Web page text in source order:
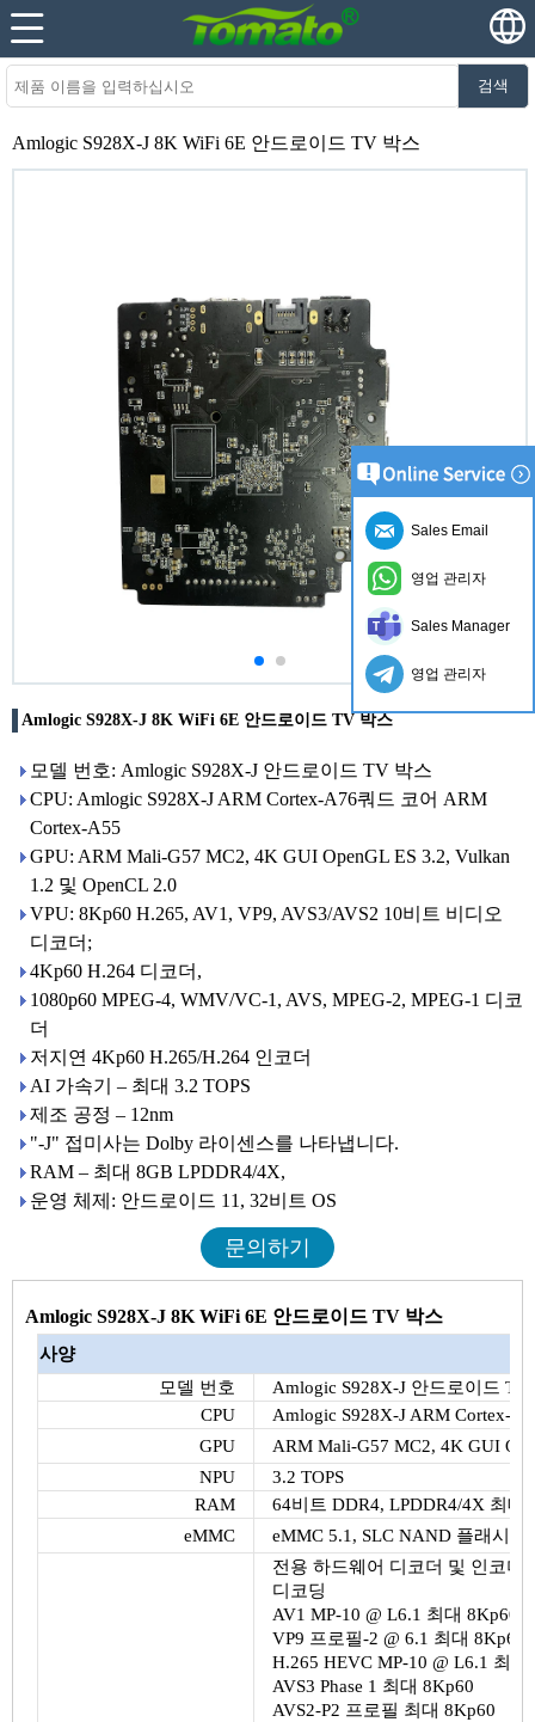
검색
Amlogic S928X-J 8K WiFi 6E 안드로이드 TV 박스
Amlogic S928X-J 8K WiFi 6E 안드로이드 TV 박스
모델 번호: Amlogic S928X-J 안드로이드 TV 박스
CPU: Amlogic S928X-J ARM Cortex-A76쿼드 코어 ARM
Cortex-A55
GPU: ARM Mali-G57 MC2, 4K GUI OpenGL ES 3.2, Vulkan
1.2 및 OpenCL 2.0
VPU: 8Kp60 H.265, AV1, VP9, ​​AVS3/AVS2 10비트 비디오
디코더;
4Kp60 H.264 디코더,
1080p60 MPEG-4, WMV/VC-1, AVS, MPEG-2, MPEG-1 디코
더
저지연 4Kp60 H.265/H.264 인코더
AI 가속기 – 최대 3.2 TOPS
제조 공정 – 12nm
"-J" 접미사는 Dolby 라이센스를 나타냅니다.
RAM – 최대 8GB LPDDR4/4X,
운영 체제: 안드로이드 11, 32비트 OS
문의하기
Amlogic S928X-J 8K WiFi 6E 안드로이드 TV 박스
사양
모델 번호
Amlogic S928X-J 안드로이드 TV
CPU
Amlogic S928X-J ARM Cortex-
GPU
ARM Mali-G57 MC2, 4K GUI
NPU
3.2 TOPS
RAM
64비트 DDR4, LPDDR4/4X 최대
eMMC
eMMC 5.1, SLC NAND 플래시
전용 하드웨어 디코더 및 인코더
디코딩
AV1 MP-10 @ L6.1 최대 8Kp60
VP9 프로필-2 @ 6.1 최대 8Kp60
H.265 HEVC MP-10 @ L6.1 최대
AVS3 Phase 1 최대 8Kp60
AVS2-P2 프로필 최대 8Kp60
Sales Email
영업 관리자
Sales Manager
영업 관리자